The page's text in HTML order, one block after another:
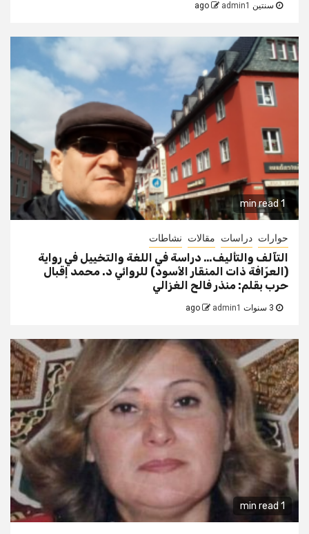
سنتين ago admin1
1 min read
حوارات دراسات مقالات نشاطات
التآلف والتأليف… دراسة في اللغة والتخييل في رواية
(العرّافة ذات المنقار الأسود) للروائي د. محمد إقبال
حرب بقلم: منذر فالح الغزالي
admin1
1 min read